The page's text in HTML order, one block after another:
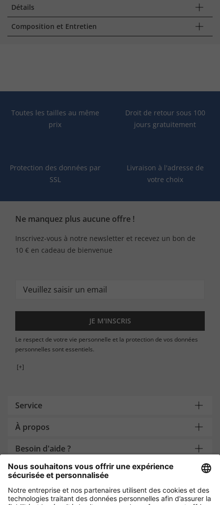
Détails
Composition et Entretien
Toutes les tailles au même
prix
Droit de retour sous 100
jours gratuitement
Protection des données par
SSL
Livraison à l'adresse de
votre choix
Ne manquez plus aucune offre !
Inscrivez-vous à notre newsletter et recevez un bon de
10 € en cadeau de bienvenue
JE M'INSCRIS
Le respect de votre vie personnelle et la protection de vos données
personnelles sont essentiels.
[+]
Service
À propos
Besoin d'aide ?
Payment and Delivery
Protection des données par